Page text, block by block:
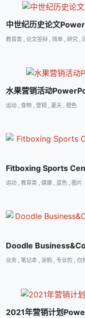
中世纪历史论文
教育类 论文答辩 简单 研究
水果营销活动
运动 , 食物 , 营销 , 夏天 , 橙色
Fitboxing Sports
运动 , 教育类 , 健康 , 蓝色 , 图片
Doodle
业务 , 笔记本 , 涂鸦 , 专业的 , 白
2021年营销计划